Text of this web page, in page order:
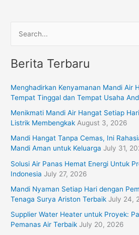
a
c
f
r
Berita Terbaru
Menghadirkan Kenyamanan Mandi Air
Tempat Tinggal dan Tempat Usaha
Menikmati Mandi Air Hangat Setiap
Listrik Membengkak August 3, 2026
Mandi Hangat Tanpa Cemas, Ini
Mandi Aman untuk Keluarga July 31,
Solusi Air Panas Hemat Energi Untuk
Indonesia July 27, 2026
Mandi Nyaman Setiap Hari dengan
Tenaga Surya Ariston Terbaik July 24,
Supplier Water Heater untuk Proyek:
Pemanas Air Terbaik July 20, 2026